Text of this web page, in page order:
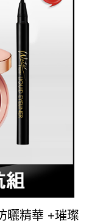
曬精華 +璀璨